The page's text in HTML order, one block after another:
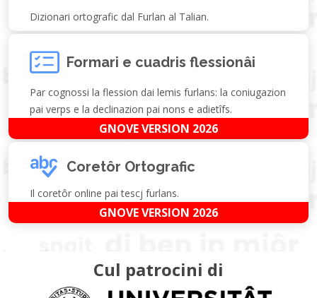
Dizionari ortografic dal Furlan al Talian.
Formari e cuadris flessionâi
Par cognossi la flession dai lemis furlans: la coniugazion
pai verps e la declinazion pai nons e adietîfs.
GNOVE VERSION 2026
Coretôr Ortografic
Il coretôr online pai tescj furlans.
GNOVE VERSION 2026
Cul patrocini di